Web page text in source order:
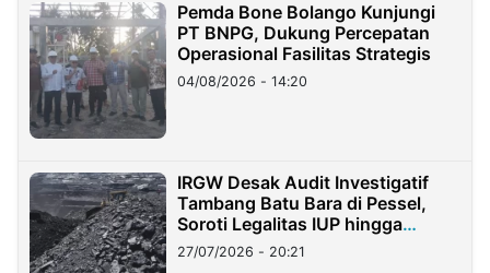
Pemda Bone Bolango Kunjungi
PT BNPG, Dukung Percepatan
Operasional Fasilitas Strategis
04/08/2026 - 14:20
IRGW Desak Audit Investigatif
Tambang Batu Bara di Pessel,
Soroti Legalitas IUP hingga
Stockpile
27/07/2026 - 20:21